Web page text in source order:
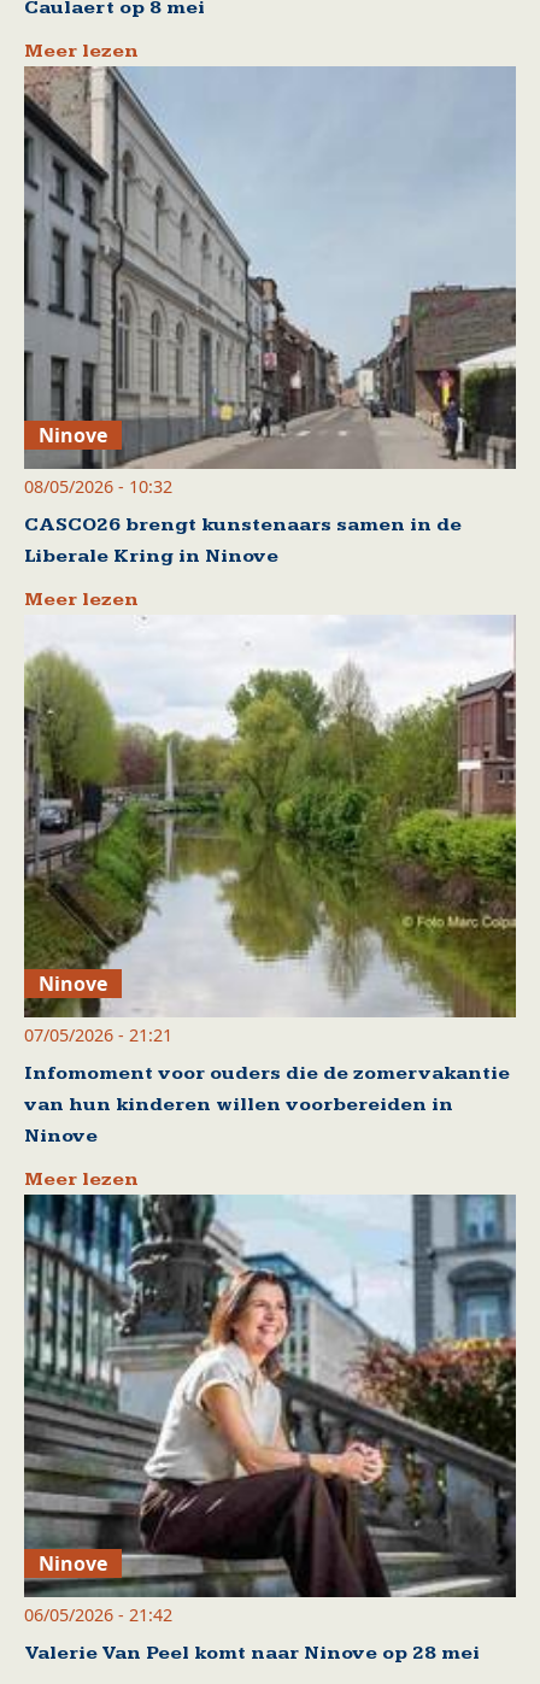
Caulaert op 8 mei
Meer lezen
Ninove
08/05/2026 - 10:32
CASCO26 brengt kunstenaars samen in de
Liberale Kring in Ninove
Meer lezen
Ninove
07/05/2026 - 21:21
Infomoment voor ouders die de zomervakantie
van hun kinderen willen voorbereiden in
Ninove
Meer lezen
Ninove
06/05/2026 - 21:42
Valerie Van Peel komt naar Ninove op 28 mei